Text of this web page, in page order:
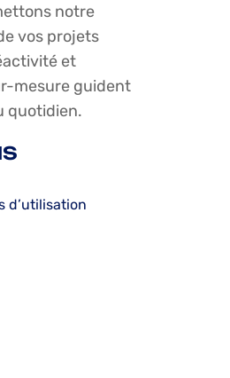
notre
vos projets
et
mesure guident
quotidien.
d’utilisation